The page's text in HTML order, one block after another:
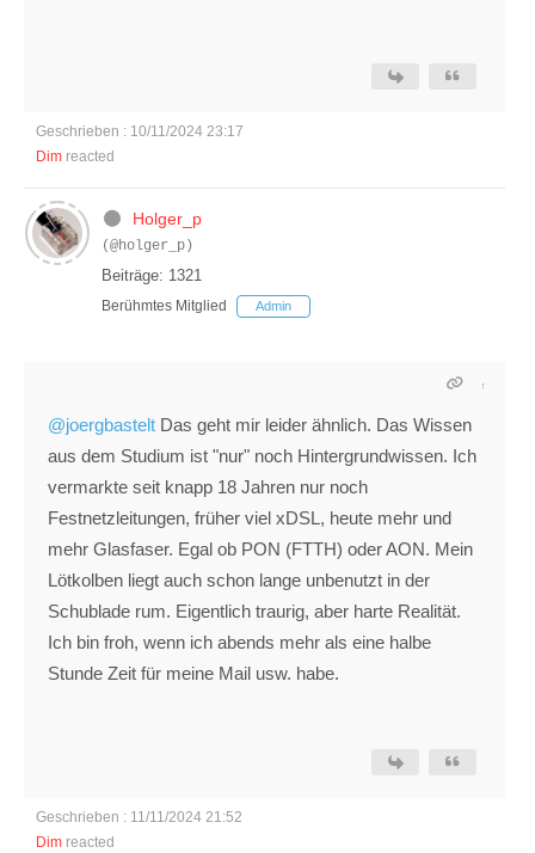
Geschrieben : 10/11/2024 23:17
Dim reacted
Holger_p
(@holger_p)
Beiträge: 1321
Berühmtes Mitglied Admin
@joergbastelt Das geht mir leider ähnlich. Das Wissen
aus dem Studium ist "nur" noch Hintergrundwissen. Ich
vermarkte seit knapp 18 Jahren nur noch
Festnetzleitungen, früher viel xDSL, heute mehr und
mehr Glasfaser. Egal ob PON (FTTH) oder AON. Mein
Lötkolben liegt auch schon lange unbenutzt in der
Schublade rum. Eigentlich traurig, aber harte Realität.
Ich bin froh, wenn ich abends mehr als eine halbe
Stunde Zeit für meine Mail usw. habe.
Geschrieben : 11/11/2024 21:52
Dim reacted